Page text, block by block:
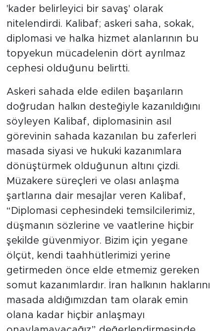
'kader belirleyici bir savaş' olarak
nitelendirdi. Kalibaf; askeri saha, sokak,
diplomasi ve halka hizmet alanlarının bu
topyekun mücadelenin dört ayrılmaz
cephesi olduğunu belirtti.
Askeri sahada elde edilen başarıların
doğrudan halkın desteğiyle kazanıldığını
söyleyen Kalibaf, diplomasinin asıl
görevinin sahada kazanılan bu zaferleri
masada siyasi ve hukuki kazanımlara
dönüştürmek olduğunun altını çizdi.
Müzakere süreçleri ve olası anlaşma
şartlarına dair mesajlar veren Kalibaf,
“Diplomasi cephesindeki temsilcilerimiz,
düşmanın sözlerine ve vaatlerine hiçbir
şekilde güvenmiyor. Bizim için yegane
ölçüt, kendi taahhütlerimizi yerine
getirmeden önce elde etmemiz gereken
somut kazanımlardır. İran halkının haklarını
masada aldığımızdan tam olarak emin
olana kadar hiçbir anlaşmayı